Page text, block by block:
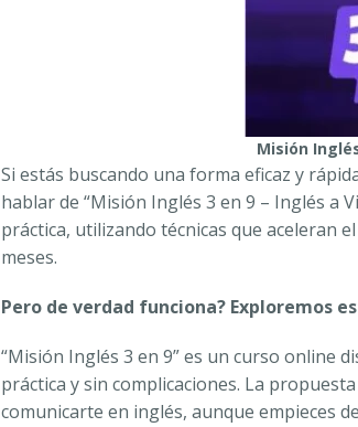
Misión
Si estás buscando una forma eficaz y
hablar de “Misión Inglés 3 en 9 – Inglés a
práctica, utilizando técnicas que aceleran
meses.
Pero de verdad funciona? Exploremos
“Misión Inglés 3 en 9” es un curso online
práctica y sin complicaciones. La
comunicarte en inglés, aunque empieces